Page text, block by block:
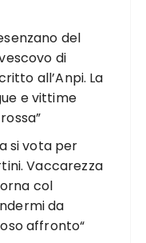
del
di
all’Anpi. La
e vittime
si vota per
Vaccarezza
col
da
affronto“